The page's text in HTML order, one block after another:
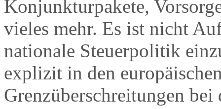
Konjunkturpakete,
vieles mehr. Es ist nicht
nationale Steuerpolitik
explizit in den
Grenzüberschreitungen